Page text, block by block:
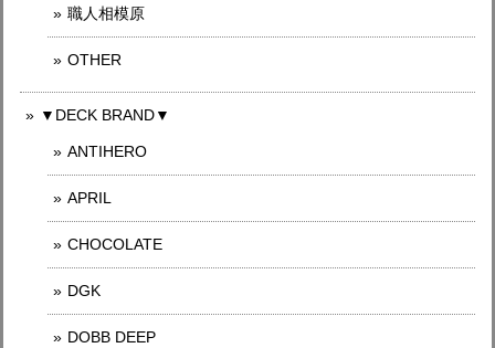
職人相模原
OTHER
▼DECK BRAND▼
ANTIHERO
APRIL
CHOCOLATE
DGK
DOBB DEEP